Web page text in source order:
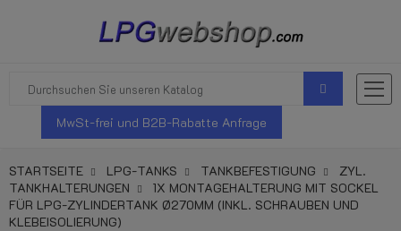
MwSt-frei und B2B-Rabatte Anfrage
STARTSEITE LPG-TANKS TANKBEFESTIGUNG
ZYL.
TANKHALTERUNGEN
1X MONTAGEHALTERUNG MIT SOCKEL
FÜR LPG-ZYLINDERTANK Ø270MM (INKL. SCHRAUBEN UND
KLEBEISOLIERUNG)